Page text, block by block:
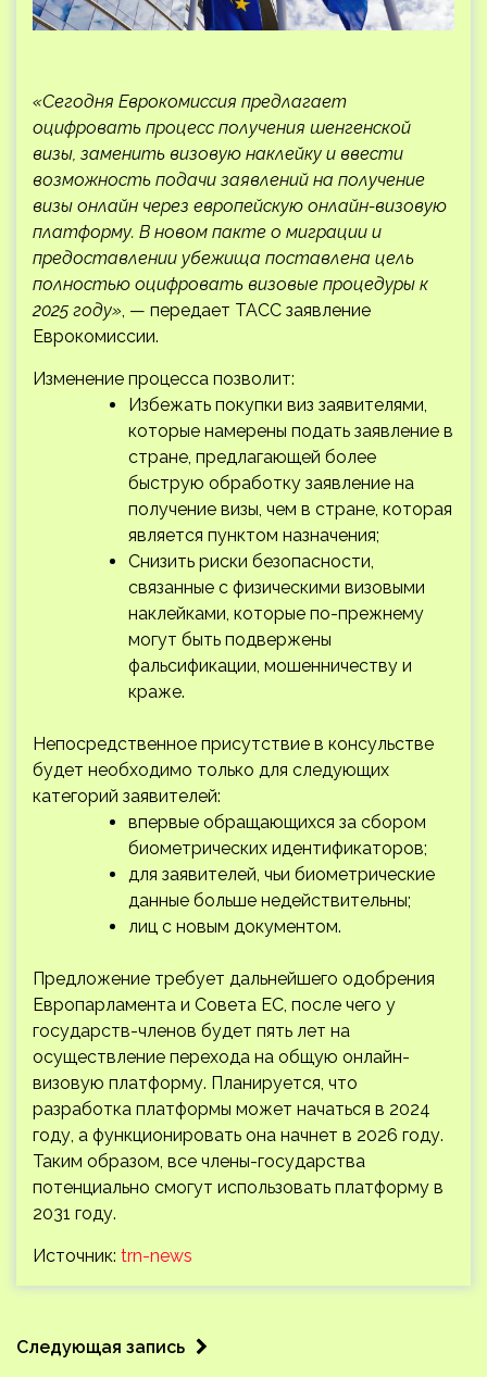
«Сегодня Еврокомиссия предлагает
оцифровать процесс получения шенгенской
визы, заменить визовую наклейку и ввести
возможность подачи заявлений на получение
визы онлайн через европейскую онлайн-визовую
платформу. В новом пакте о миграции и
предоставлении убежища поставлена цель
полностью оцифровать визовые процедуры к
2025 году» , — передает ТАСС заявление
Еврокомиссии.
Изменение процесса позволит:
Избежать покупки виз заявителями,
которые намерены подать заявление в
стране, предлагающей более
быструю обработку заявление на
получение визы, чем в стране, которая
является пунктом назначения;
Снизить риски безопасности,
связанные с физическими визовыми
наклейками, которые по-прежнему
могут быть подвержены
фальсификации, мошенничеству и
краже.
Непосредственное присутствие в консульстве
будет необходимо только для следующих
категорий заявителей:
впервые обращающихся за сбором
биометрических идентификаторов;
для заявителей, чьи биометрические
данные больше недействительны;
лиц с новым документом.
Предложение требует дальнейшего одобрения
Европарламента и Совета ЕС, после чего у
государств-членов будет пять лет на
осуществление перехода на общую онлайн-
визовую платформу. Планируется, что
разработка платформы может начаться в 2024
году, а функционировать она начнет в 2026 году.
Таким образом, все члены-государства
потенциально смогут использовать платформу в
2031 году.
Источник: trn-news
Следующая запись